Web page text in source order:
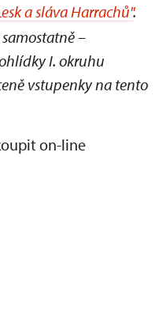
a sláva Harrachů".
–
I. okruhu
vstupenky na tento
on-line